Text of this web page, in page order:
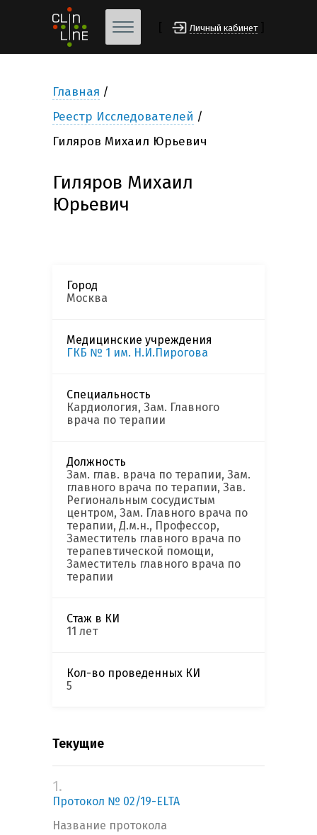
Личный кабинет
Главная
Реестр Исследователей
Гиляров Михаил Юрьевич
Гиляров Михаил
Юрьевич
Город
Москва
Медицинские учреждения
ГКБ № 1 им. Н.И.Пирогова
Специальность
Кардиология, Зам. Главного
врача по терапии
Должность
Зам. глав. врача по терапии, Зам.
главного врача по терапии, Зав.
Региональным сосудистым
центром, Зам. Главного врача по
терапии, Д.м.н., Профессор,
Заместитель главного врача по
терапевтической помощи,
Заместитель главного врача по
терапии
Стаж в КИ
11 лет
Кол-во проведенных КИ
5
Текущие
1.
Протокол № 02/19-ELTA
Название протокола